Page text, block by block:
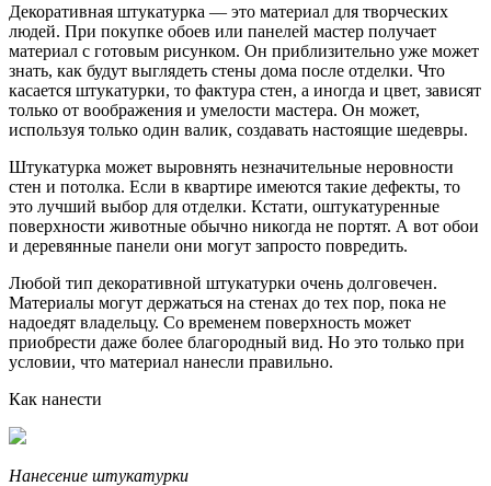
Декоративная штукатурка — это материал для творческих
людей. При покупке обоев или панелей мастер получает
материал с готовым рисунком. Он приблизительно уже может
знать, как будут выглядеть стены дома после отделки. Что
касается штукатурки, то фактура стен, а иногда и цвет, зависят
только от воображения и умелости мастера. Он может,
используя только один валик, создавать настоящие шедевры.
Штукатурка может выровнять незначительные неровности
стен и потолка. Если в квартире имеются такие дефекты, то
это лучший выбор для отделки. Кстати, оштукатуренные
поверхности животные обычно никогда не портят. А вот обои
и деревянные панели они могут запросто повредить.
Любой тип декоративной штукатурки очень долговечен.
Материалы могут держаться на стенах до тех пор, пока не
надоедят владельцу. Со временем поверхность может
приобрести даже более благородный вид. Но это только при
условии, что материал нанесли правильно.
Как нанести
Нанесение штукатурки